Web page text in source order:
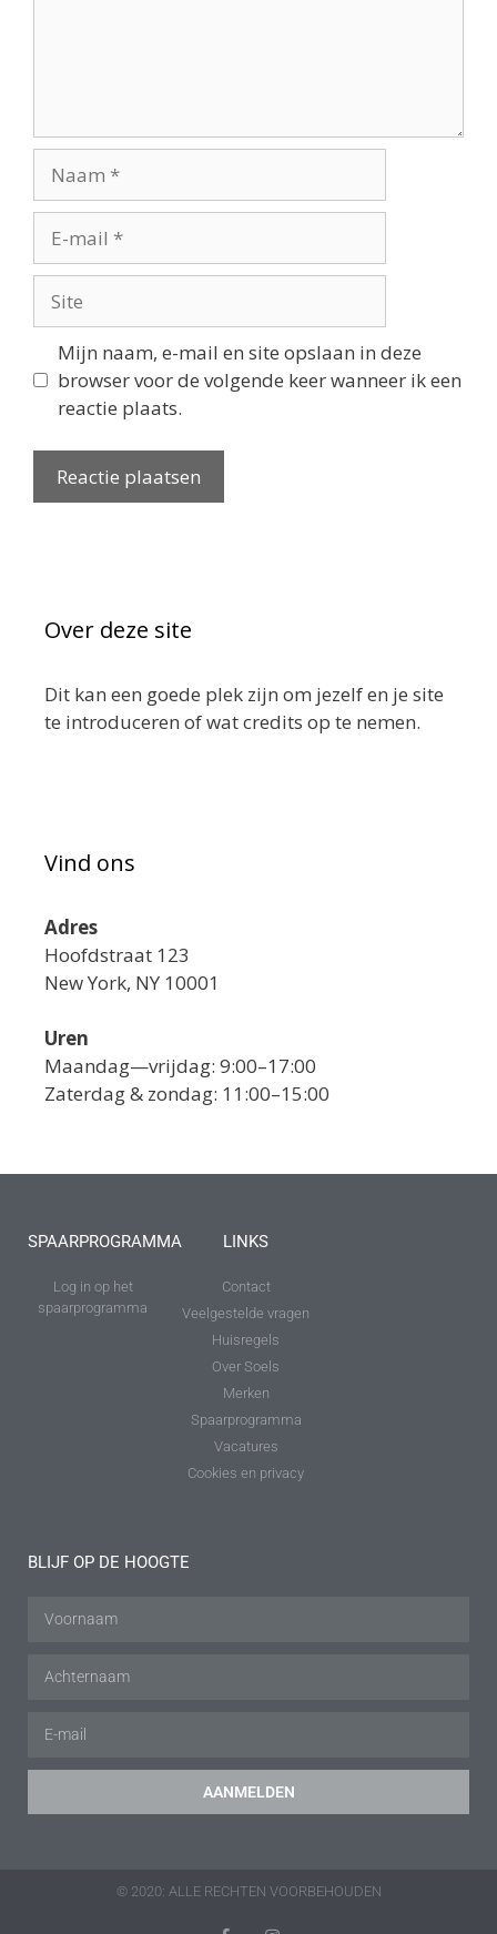
Mijn naam, e-mail en site opslaan in deze
browser voor de volgende keer wanneer ik een
reactie plaats.
Over deze site
Dit kan een goede plek zijn om jezelf en je site
te introduceren of wat credits op te nemen.
Vind ons
Adres
Hoofdstraat 123
New York, NY 10001
Uren
Maandag—vrijdag: 9:00–17:00
Zaterdag & zondag: 11:00–15:00
SPAARPROGRAMMA
Log in op het
spaarprogramma
LINKS
Contact
Veelgestelde vragen
Huisregels
Over Soels
Merken
Spaarprogramma
Vacatures
Cookies en privacy
BLIJF OP DE HOOGTE
AANMELDEN
© 2020: ALLE RECHTEN VOORBEHOUDEN